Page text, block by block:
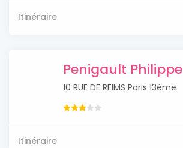
Itinéraire
Penigault Philippe
10 RUE DE REIMS Paris 13ème
Itinéraire